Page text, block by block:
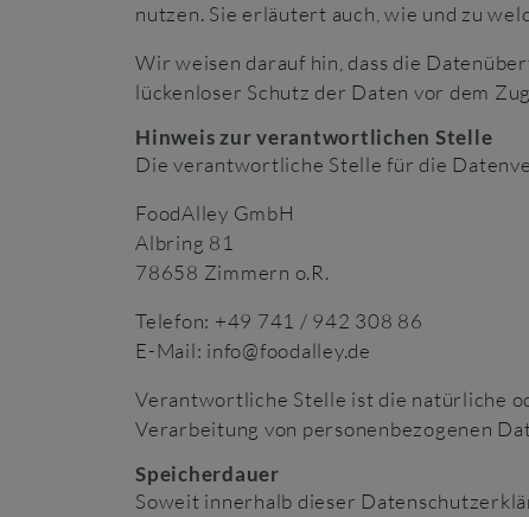
nutzen. Sie erläutert auch, wie und zu
Wir weisen darauf hin, dass die
lückenloser Schutz der Daten vor dem
Hinweis zur verantwortlichen Stelle
Die verantwortliche Stelle für die
FoodAlley GmbH
Albring 81
78658 Zimmern o.R.
Telefon: +49 741 / 942 308 86
E-Mail: info@foodalley.de
Verantwortliche Stelle ist die natürliche
Verarbeitung von personenbezogenen
Speicherdauer
Soweit innerhalb dieser